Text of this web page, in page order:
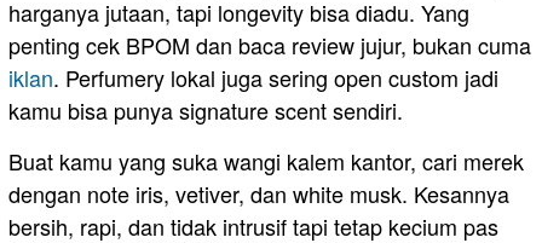
harganya jutaan, tapi longevity bisa diadu. Yang
penting cek BPOM dan baca review jujur, bukan cuma
iklan. Perfumery lokal juga sering open custom jadi
kamu bisa punya signature scent sendiri.
Buat kamu yang suka wangi kalem kantor, cari merek
dengan note iris, vetiver, dan white musk. Kesannya
bersih, rapi, dan tidak intrusif tapi tetap kecium pas